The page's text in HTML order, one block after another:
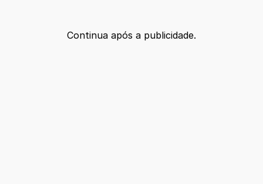
Continua após a publicidade.